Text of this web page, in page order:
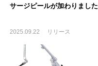
サージピールが加わりました
2025.09.22 リリース